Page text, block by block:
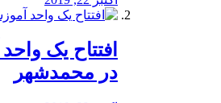
افتتاح یک
در محمدشهر